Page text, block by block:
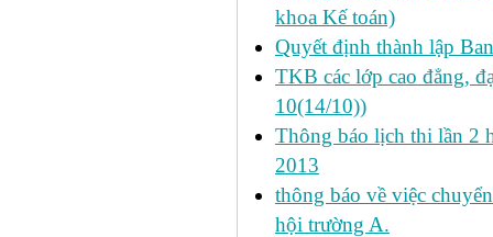
khoa Kế toán)
Quyết định thành lập
TKB các lớp cao đẳng,
10(14/10))
Thông báo lịch thi lần 2
2013
thông báo về việc
hội trường A.